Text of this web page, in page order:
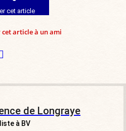
cet article
article à un ami
de Longraye
à BV